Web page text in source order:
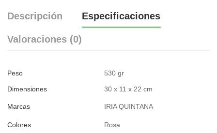
Descripción Especificaciones
Valoraciones (0)
Peso 530 gr
Dimensiones 30 x 11 x 22 cm
Marcas IRIA QUINTANA
Colores Rosa